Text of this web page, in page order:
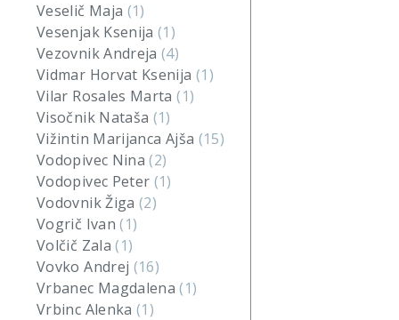
Veselič Maja (1)
Vesenjak Ksenija(1)
Vezovnik Andreja(4)
Vidmar Horvat Ksenija (1)
Vilar Rosales Marta(1)
Visočnik Nataša (1)
Vižintin Marijanca Ajša (15)
Vodopivec Nina(2)
Vodopivec Peter (1)
Vodovnik Žiga(2)
Vogrič Ivan(1)
Volčič Zala(1)
Vovko Andrej (16)
Vrbanec Magdalena(1)
Vrbinc Alenka(1)